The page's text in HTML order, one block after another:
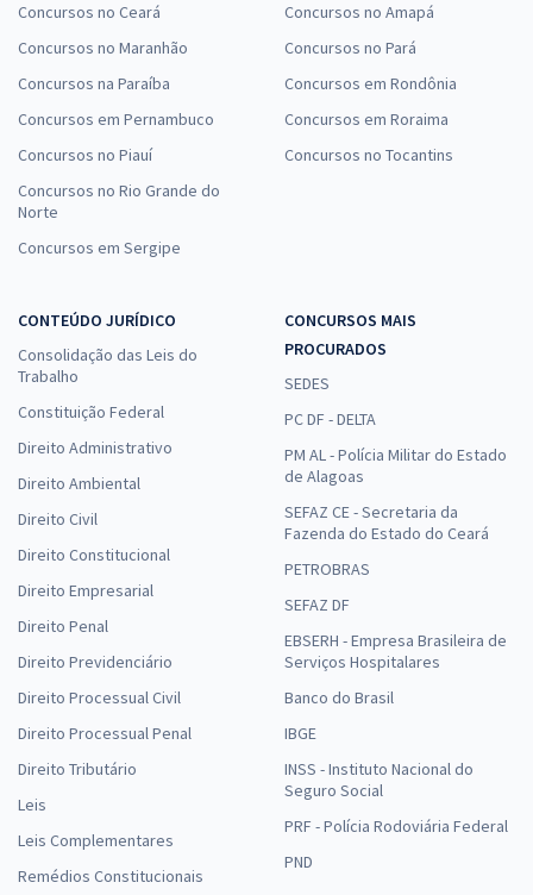
Concursos no Ceará
Concursos no Maranhão
Concursos na Paraíba
Concursos em Pernambuco
Concursos no Piauí
Concursos no Rio Grande do
Norte
Concursos em Sergipe
Concursos no Amapá
Concursos no Pará
Concursos em Rondônia
Concursos em Roraima
Concursos no Tocantins
CONTEÚDO JURÍDICO
Consolidação das Leis do
Trabalho
Constituição Federal
Direito Administrativo
Direito Ambiental
Direito Civil
Direito Constitucional
Direito Empresarial
Direito Penal
Direito Previdenciário
Direito Processual Civil
Direito Processual Penal
Direito Tributário
Leis
Leis Complementares
Remédios Constitucionais
CONCURSOS MAIS
PROCURADOS
SEDES
PC DF - DELTA
PM AL - Polícia Militar do Estado
de Alagoas
SEFAZ CE - Secretaria da
Fazenda do Estado do Ceará
PETROBRAS
SEFAZ DF
EBSERH - Empresa Brasileira de
Serviços Hospitalares
Banco do Brasil
IBGE
INSS - Instituto Nacional do
Seguro Social
PRF - Polícia Rodoviária Federal
PND